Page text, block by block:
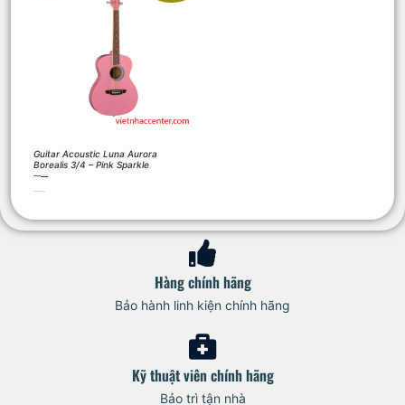
Guitar Acoustic Luna Aurora
Borealis 3/4 – Pink Sparkle
Hàng chính hãng
Bảo hành linh kiện chính hãng
Kỹ thuật viên chính hãng
Bảo trì tận nhà